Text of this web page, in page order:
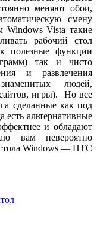
меняют обои,
смену
Windows Vista такие
рабочий стол
полезные функции
так и чисто
и развлечения
людей,
игры). Но все
сделанные как под
альтернативные
и обладают
вам невероятно
Windows — HTC